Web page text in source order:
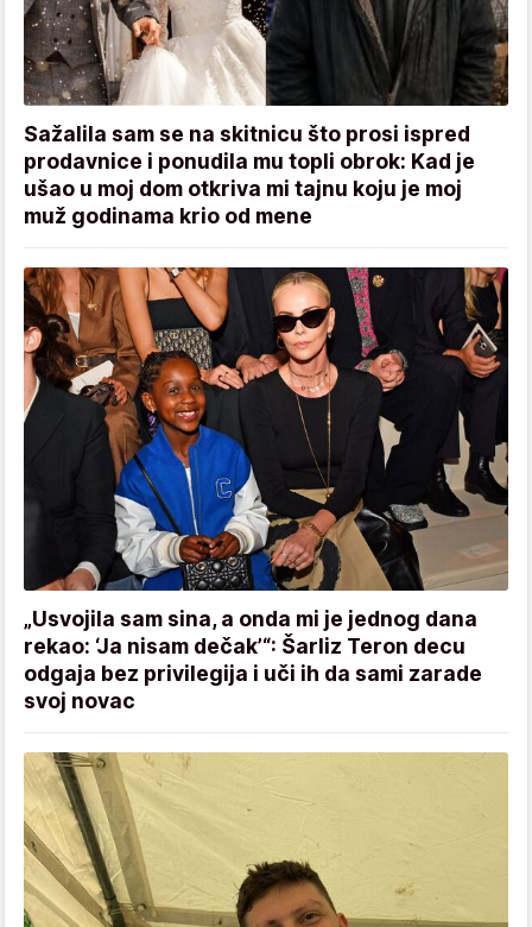
Sažalila sam se na skitnicu što prosi ispred
prodavnice i ponudila mu topli obrok: Kad je
ušao u moj dom otkriva mi tajnu koju je moj
muž godinama krio od mene
„Usvojila sam sina, a onda mi je jednog dana
rekao: ‘Ja nisam dečak’“: Šarliz Teron decu
odgaja bez privilegija i uči ih da sami zarade
svoj novac